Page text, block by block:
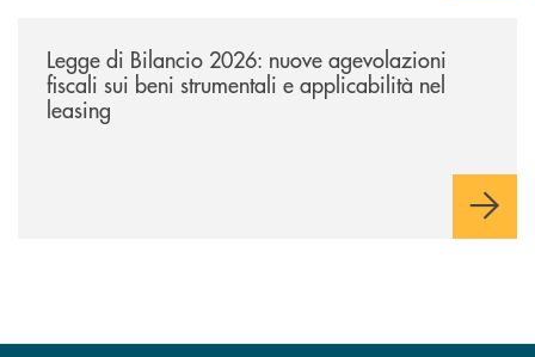
Legge di Bilancio 2026: nuove agevolazioni
fiscali sui beni strumentali e applicabilità nel
leasing